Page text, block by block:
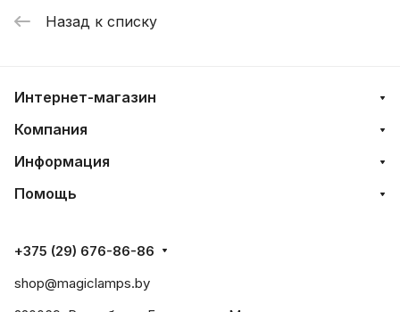
Назад к списку
Интернет-магазин
Компания
Информация
Помощь
+375 (29) 676-86-86
shop@magiclamps.by